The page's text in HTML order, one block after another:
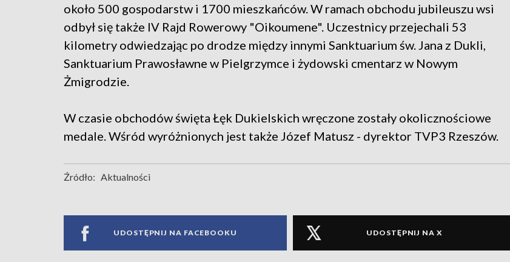
około 500 gospodarstw i 1700 mieszkańców. W ramach obchodu jubileuszu wsi
odbył się także IV Rajd Rowerowy "Oikoumene". Uczestnicy przejechali 53
kilometry odwiedzając po drodze między innymi Sanktuarium św. Jana z Dukli,
Sanktuarium Prawosławne w Pielgrzymce i żydowski cmentarz w Nowym
Żmigrodzie.
W czasie obchodów święta Łęk Dukielskich wręczone zostały okolicznościowe
medale. Wśród wyróżnionych jest także Józef Matusz - dyrektor TVP3 Rzeszów.
Źródło: Aktualności
UDOSTĘPNIJ NA FACEBOOKU UDOSTĘPNIJ NA X